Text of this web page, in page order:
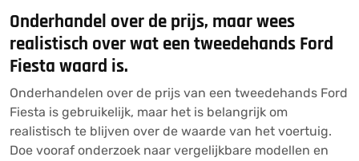
Onderhandel over de prijs, maar wees
realistisch over wat een tweedehands Ford
Fiesta waard is.
Onderhandelen over de prijs van een tweedehands Ford
Fiesta is gebruikelijk, maar het is belangrijk om
realistisch te blijven over de waarde van het voertuig.
Doe vooraf onderzoek naar vergelijkbare modellen en